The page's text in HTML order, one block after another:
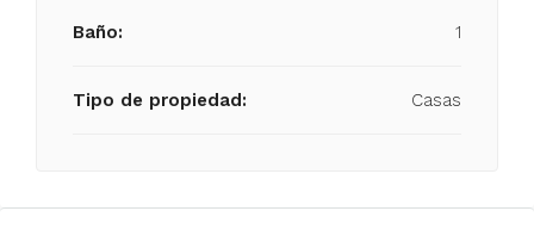
Baño: 1
Tipo de propiedad: Casas